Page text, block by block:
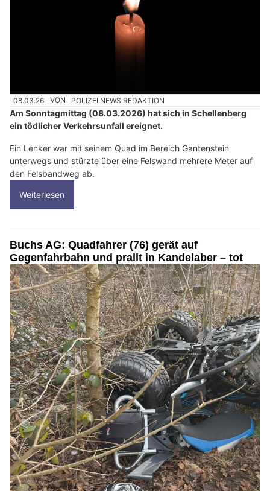
08.03.26 VON POLIZEI.NEWS REDAKTION
Am Sonntagmittag (08.03.2026) hat sich in Schellenberg
ein tödlicher Verkehrsunfall ereignet.
Ein Lenker war mit seinem Quad im Bereich Gantenstein
unterwegs und stürzte über eine Felswand mehrere Meter auf
den Felsbandweg ab.
Weiterlesen
Buchs AG: Quadfahrer (76) gerät auf
Gegenfahrbahn und prallt in Kandelaber – tot